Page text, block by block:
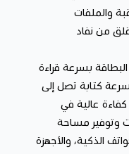
والملفات
من نفاد
بسرعة قراءة
وسرعة كتابة تصل إلى
كفاءة عالية في
وتوفير مساحة
الذكية، والأجهزة